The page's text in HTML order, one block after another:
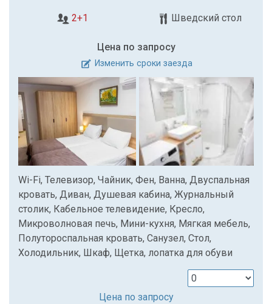
2+1 Шведский стол
Цена по запросу
Изменить сроки заезда
Wi-Fi, Телевизор, Чайник, Фен, Ванна, Двуспальная
кровать, Диван, Душевая кабина, Журнальный
столик, Кабельное телевидение, Кресло,
Микроволновая печь, Мини-кухня, Мягкая мебель,
Полутороспальная кровать, Санузел, Стол,
Холодильник, Шкаф, Щетка, лопатка для обуви
Цена по запросу